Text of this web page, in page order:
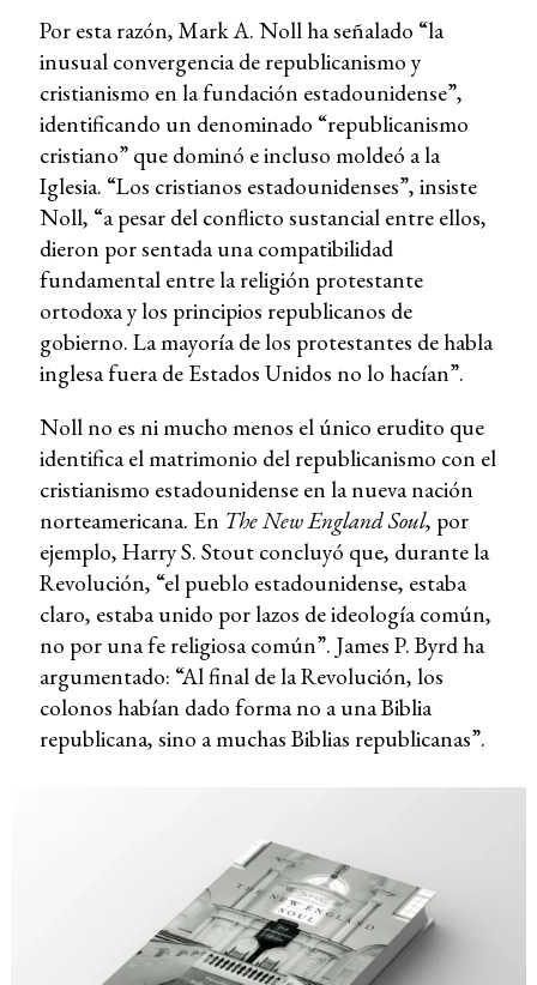
Por esta razón, Mark A. Noll ha señalado “la
inusual convergencia de republicanismo y
cristianismo en la fundación estadounidense”,
identificando un denominado “republicanismo
cristiano” que dominó e incluso moldeó a la
Iglesia. “Los cristianos estadounidenses”, insiste
Noll, “a pesar del conflicto sustancial entre ellos,
dieron por sentada una compatibilidad
fundamental entre la religión protestante
ortodoxa y los principios republicanos de
gobierno. La mayoría de los protestantes de habla
inglesa fuera de Estados Unidos no lo hacían”.
Noll no es ni mucho menos el único erudito que
identifica el matrimonio del republicanismo con el
cristianismo estadounidense en la nueva nación
norteamericana. En The New England Soul, por
ejemplo, Harry S. Stout concluyó que, durante la
Revolución, “el pueblo estadounidense, estaba
claro, estaba unido por lazos de ideología común,
no por una fe religiosa común”. James P. Byrd ha
argumentado: “Al final de la Revolución, los
colonos habían dado forma no a una Biblia
republicana, sino a muchas Biblias republicanas”.